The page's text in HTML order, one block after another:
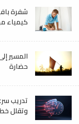
شفرة
كيمياء
المسير
حضارة
تدريب
وتقلل